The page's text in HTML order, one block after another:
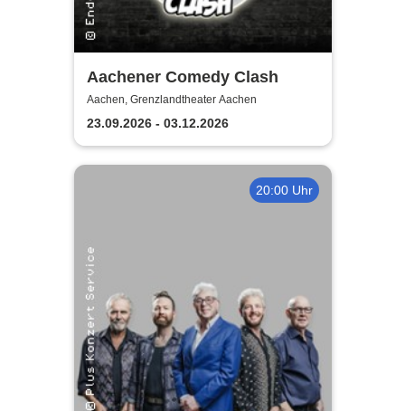
Aachener Comedy Clash
Aachen, Grenzlandtheater Aachen
23.09.2026 - 03.12.2026
20:00 Uhr